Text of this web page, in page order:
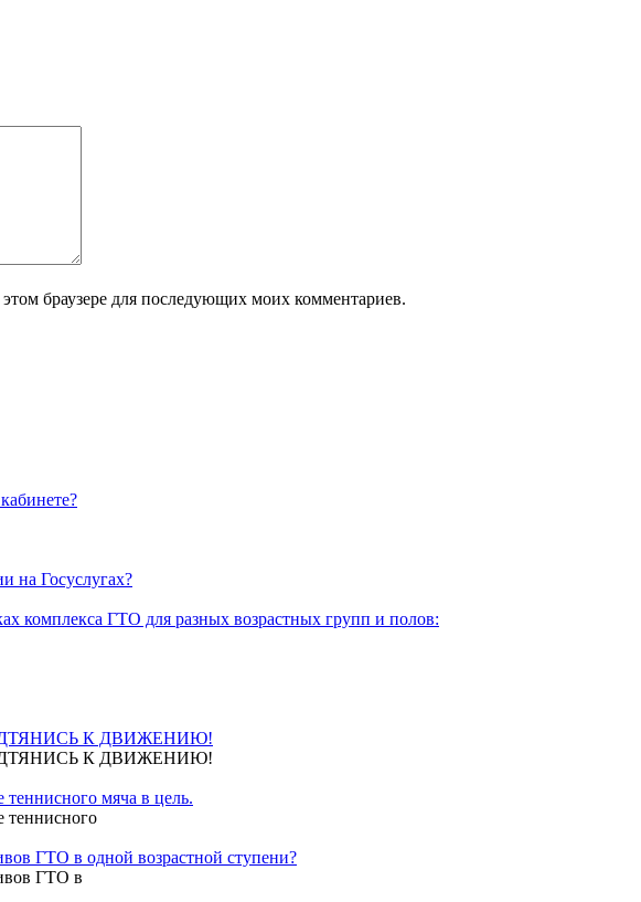
браузере для последующих моих комментариев.
на Госуслугах?
комплекса ГТО для разных возрастных групп и полов:
К ДВИЖЕНИЮ!
К ДВИЖЕНИЮ!
мяча в цель.
ГТО в одной возрастной ступени?
ГТО в